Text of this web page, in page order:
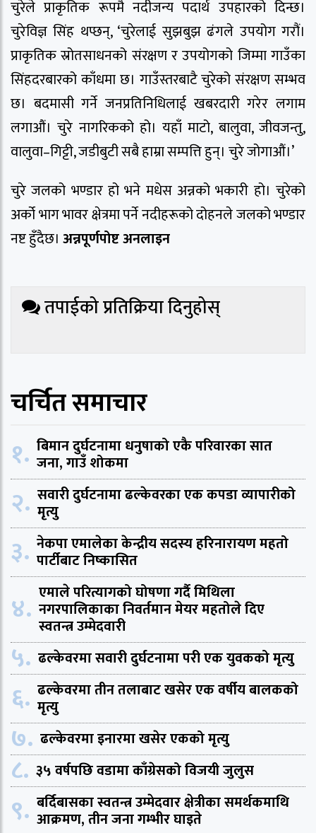
चुरेले प्राकृतिक रूपमै नदीजन्य पदार्थ उपहारको दिन्छ।
चुरेविज्ञ सिंह थप्छन्, ‘चुरेलाई सुझबुझ ढंगले उपयोग गरौं।
प्राकृतिक स्रोतसाधनको संरक्षण र उपयोगको जिम्मा गाउँका
सिंहदरबारको काँधमा छ। गाउँस्तरबाटै चुरेको संरक्षण सम्भव
छ। बदमासी गर्ने जनप्रतिनिधिलाई खबरदारी गरेर लगाम
लगाऔं। चुरे नागरिकको हो। यहाँ माटो, बालुवा, जीवजन्तु,
वालुवा–गिट्टी, जडीबुटी सबै हाम्रा सम्पत्ति हुन्। चुरे जोगाऔं।’
चुरे जलको भण्डार हो भने मधेस अन्नको भकारी हो। चुरेको
अर्को भाग भावर क्षेत्रमा पर्ने नदीहरूको दोहनले जलको भण्डार
नष्ट हुँदैछ। अन्नपूर्णपोष्ट अनलाइन
तपाईको प्रतिक्रिया दिनुहोस्
चर्चित समाचार
१. बिमान दुर्घटनामा धनुषाको एकै परिवारका सात
जना, गाउँ शोकमा
२. सवारी दुर्घटनामा ढल्केवरका एक कपडा व्यापारीको
मृत्यु
३. नेकपा एमालेका केन्द्रीय सदस्य हरिनारायण महतो
पार्टीबाट निष्कासित
४. एमाले परित्यागको घोषणा गर्दै मिथिला
नगरपालिकाका निवर्तमान मेयर महतोले दिए
स्वतन्त्र उम्मेदवारी
५. ढल्केवरमा सवारी दुर्घटनामा परी एक युवकको मृत्यु
६. ढल्केवरमा तीन तलाबाट खसेर एक वर्षीय बालकको
मृत्यु
७. ढल्केवरमा इनारमा खसेर एकको मृत्यु
८. ३५ वर्षपछि वडामा काँग्रेसको विजयी जुलुस
९. बर्दिबासका स्वतन्त्र उम्मेदवार क्षेत्रीका समर्थकमाथि
आक्रमण, तीन जना गम्भीर घाइते